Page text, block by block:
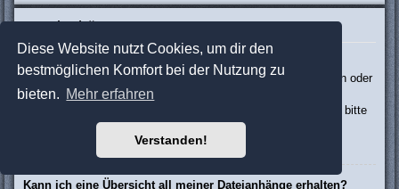
Diese Website nutzt Cookies, um dir den
bestmöglichen Komfort bei der Nutzung zu
bieten. Mehr erfahren
Verstanden!
Dateianhänge
Welche Dateianhänge sind in diesem Forum zulässig?
Die Board-Administration kann bestimmte Dateitypen zulassen oder
verbieten. Falls du dir nicht sicher bist, welche Dateitypen du
anhängen kannst und du Unterstützung benötigst, wende dich bitte
an die Board-Administration.
Kann ich eine Übersicht all meiner Dateianhänge erhalten?